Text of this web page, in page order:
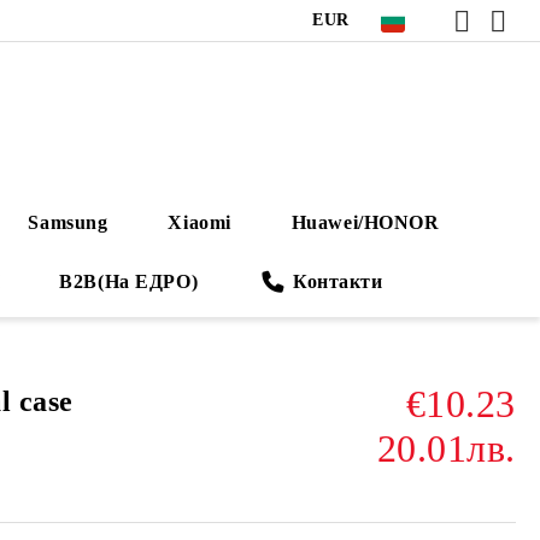
EUR
Samsung Xiaomi Huawei/HONOR
B2B(На ЕДРО) Контакти
case
€10.23
20.01лв.